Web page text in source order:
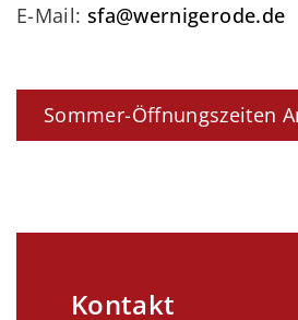
E-Mail: sfa@wernigerode.de
Sommer-Öffnungszeiten
Kontakt